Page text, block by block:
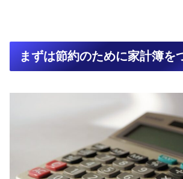
まずは節約のために家計簿を